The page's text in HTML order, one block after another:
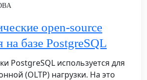
open-source
на базе PostgreSQL
PostgreSQL используется для
(OLTP) нагрузки. На это